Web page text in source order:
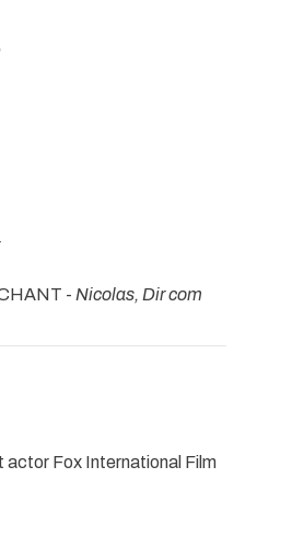
- Nicolas, Dir com
Fox International Film